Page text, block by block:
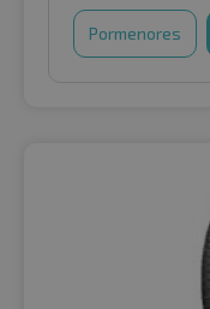
Pormenores